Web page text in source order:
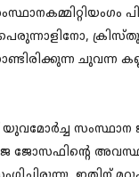
ചുവന്ന
യുവമോർച്ച സംസ്ഥാന
ജെ ജോസഫിന്റെ